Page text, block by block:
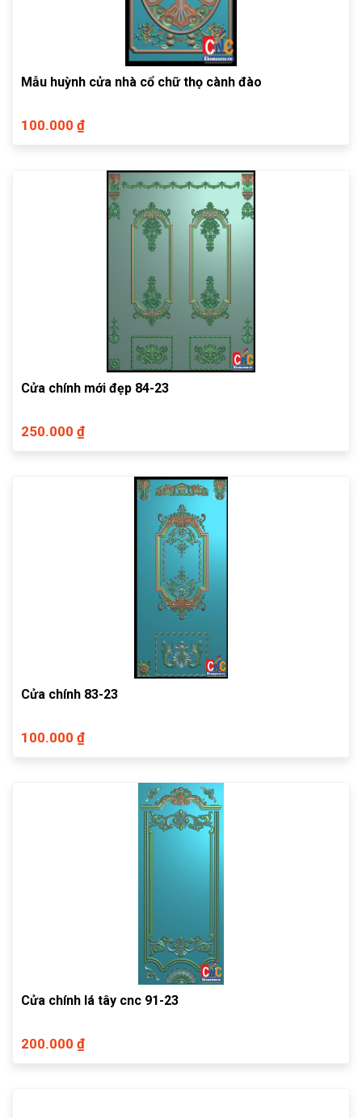
Mẫu huỳnh cửa nhà cổ chữ thọ cành đào
100.000 ₫
Cửa chính mới đẹp 84-23
250.000 ₫
Cửa chính 83-23
100.000 ₫
Cửa chính lá tây cnc 91-23
200.000 ₫